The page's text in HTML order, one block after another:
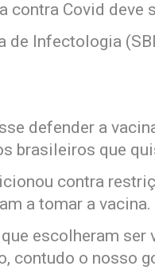
contra Covid deve
de Infectologia
defender a
brasileiros que
contra
a tomar a vacina.
escolheram
contudo o nosso